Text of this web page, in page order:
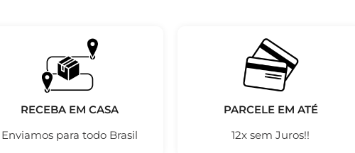
RECEBA EM CASA
Enviamos para todo Brasil
PARCELE EM ATÉ
12x sem Juros!!